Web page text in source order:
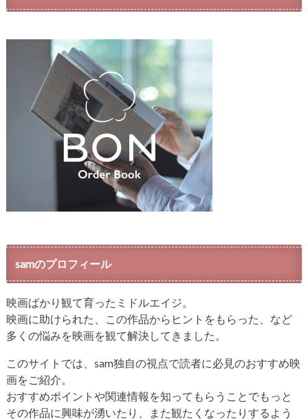
samのプロフィール
映画ばかり観て育ったミドルエイジ。
映画に助けられた、この作品からヒントをもらった、など
多くの悩みを映画を観て解決してきました。
このサイトでは、sam独自の視点で読者に必見のおすすめ映
画をご紹介。
おすすめポイントや関連情報を知ってもらうことでもっと
その作品に興味が湧いたり、また観たくなったりするよう